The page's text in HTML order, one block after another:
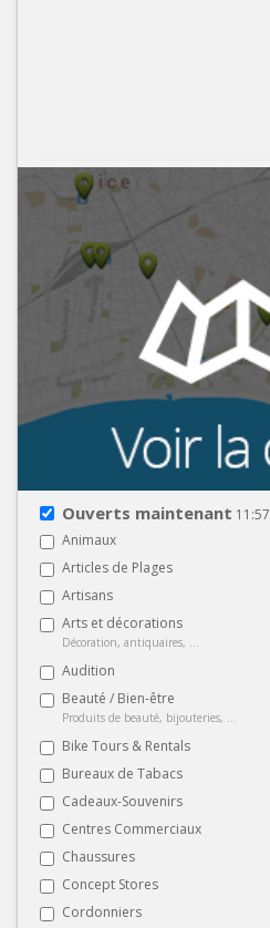
Ouverts maintenant 11:57
Animaux
Articles de Plages
Artisans
Arts et décorations
Décoration, antiquaires, ...
Audition
Beauté / Bien-être
Produits de beauté, bijouteries, ...
Bike Tours & Rentals
Bureaux de Tabacs
Cadeaux-Souvenirs
Centres Commerciaux
Chaussures
Concept Stores
Cordonniers